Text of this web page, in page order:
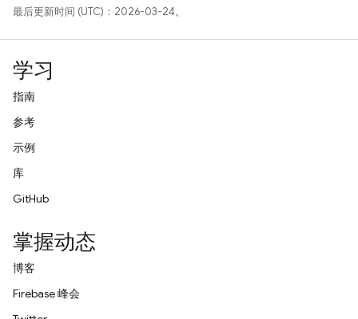
最后更新时间 (UTC)：2026-03-24。
学习
指南
参考
示例
库
GitHub
掌握动态
博客
Firebase 峰会